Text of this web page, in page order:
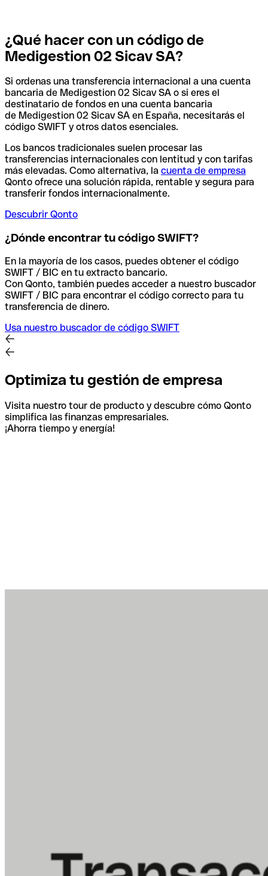
¿Qué hacer con un código de
Medigestion 02 Sicav SA?
Si ordenas una transferencia internacional a una cuenta
bancaria de Medigestion 02 Sicav SA o si eres el
destinatario de fondos en una cuenta bancaria
de Medigestion 02 Sicav SA en España, necesitarás el
código SWIFT y otros datos esenciales.
Los bancos tradicionales suelen procesar las
transferencias internacionales con lentitud y con tarifas
más elevadas. Como alternativa, la cuenta de empresa
Qonto ofrece una solución rápida, rentable y segura para
transferir fondos internacionalmente.
Descubrir Qonto
¿Dónde encontrar tu código SWIFT?
En la mayoría de los casos, puedes obtener el código
SWIFT / BIC en tu extracto bancario.
Con Qonto, también puedes acceder a nuestro buscador
SWIFT / BIC para encontrar el código correcto para tu
transferencia de dinero.
Usa nuestro buscador de código SWIFT
Optimiza tu gestión de empresa
Visita nuestro tour de producto y descubre cómo Qonto
simplifica las finanzas empresariales.
¡Ahorra tiempo y energía!